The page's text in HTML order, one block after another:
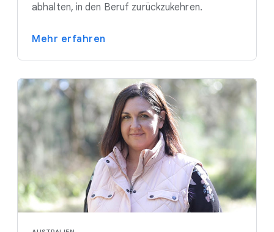
abhalten, in den Beruf zurückzukehren.
Mehr erfahren